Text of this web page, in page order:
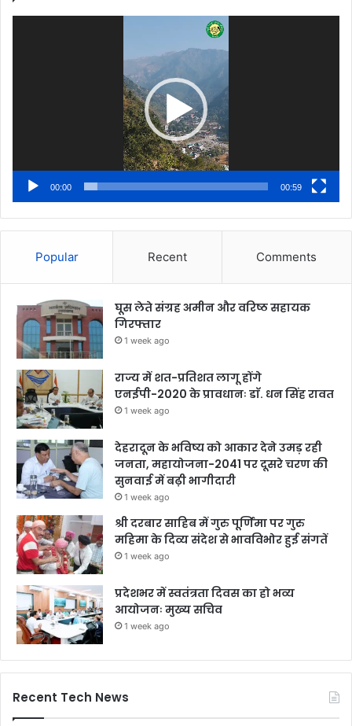
00:00 00:59
Popular Recent Comments
घूस लेते संग्रह अमीन और वरिष्ठ सहायक
गिरफ्तार
1 week ago
राज्य में शत-प्रतिशत लागू होंगे
एनईपी-2020 के प्रावधानः डाॅ. धन सिंह रावत
1 week ago
देहरादून के भविष्य को आकार देने उमड़ रही
जनता, महायोजना-2041 पर दूसरे चरण की
सुनवाई में बढ़ी भागीदारी
1 week ago
श्री दरबार साहिब में गुरु पूर्णिमा पर गुरु
महिमा के दिव्य संदेश से भावविभोर हुई संगतें
1 week ago
प्रदेशभर में स्वतंत्रता दिवस का हो भव्य
आयोजनः मुख्य सचिव
1 week ago
Recent Tech News